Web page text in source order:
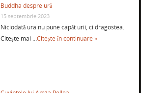
Buddha despre ură
15 septembrie 2023
Niciodată ura nu pune capăt urii, ci dragostea.
Citește mai …Citește în continuare »